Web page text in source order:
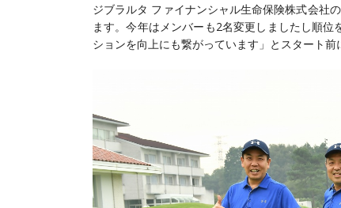
ジブラルタ ファイナンシャル生命保険株式会社
ます。今年はメンバーも2名変更しましたし順
ションを向上にも繋がっています」とスタート前